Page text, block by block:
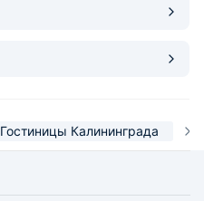
собственное
Гостиницы Калининграда